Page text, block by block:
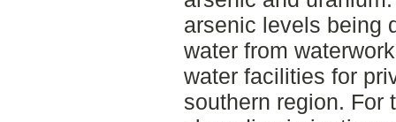
arsenic levels being
water from
water facilities for
southern region. For